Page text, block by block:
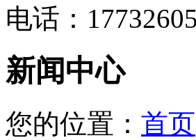
电话：
新闻中心
您的位置： 首页